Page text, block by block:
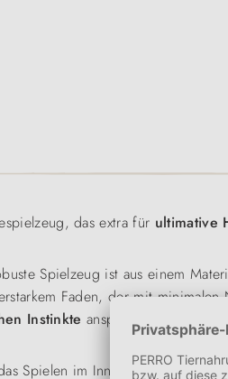
das extra für ultimative
Spielzeug ist aus einem
Faden, der mit
Instinkte anspricht.
Spielen im Innen- sowie